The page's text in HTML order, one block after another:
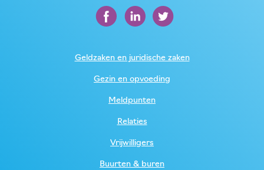
Geldzaken en juridische zaken
Gezin en opvoeding
Meldpunten
Relaties
Vrijwilligers
Buurten & buren